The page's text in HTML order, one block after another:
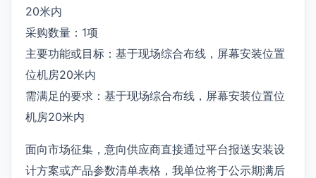
20米内
采购数量：1项
主要功能或目标：基于现场综合布线，屏幕安装位置
位机房20米内
需满足的要求：基于现场综合布线，屏幕安装位置位
机房20米内
面向市场征集，意向供应商直接通过平台报送安装设
计方案或产品参数清单表格，我单位将于公示期满后